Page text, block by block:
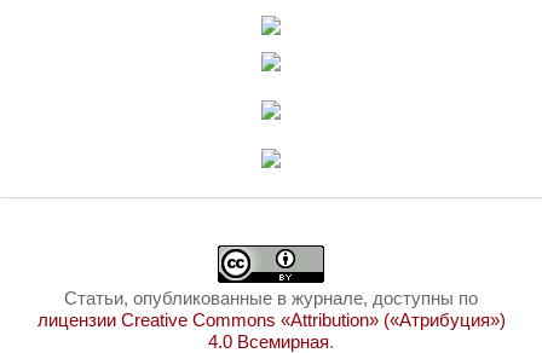
Статьи, опубликованные в журнале, доступны по
лицензии Creative Commons «Attribution» («Атрибуция»)
4.0 Всемирная.